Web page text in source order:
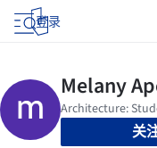
登录
关